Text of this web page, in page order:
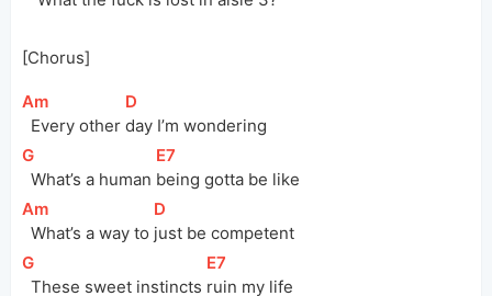
[Chorus]
[
Am
  Every other
[D
day I’m wondering
[
G
  What’s a human
[E7
being gotta be like
[
Am
  What’s a way to
[D
just be competent
[
G
  These sweet instincts
[E7
ruin my life